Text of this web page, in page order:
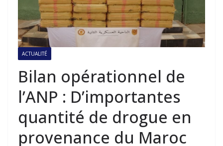
ACTUALITÉ
Bilan opérationnel de
l’ANP : D’importantes
quantité de drogue en
provenance du Maroc